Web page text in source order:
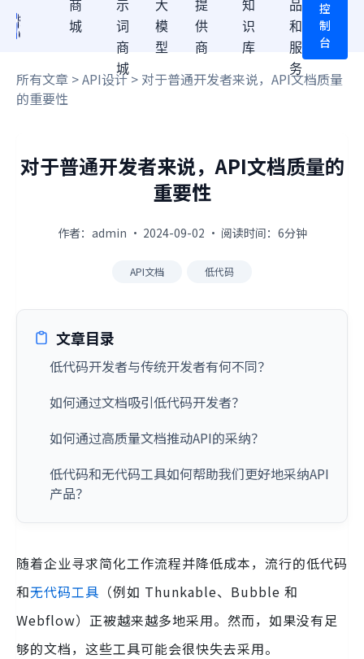
商
城
示
词
商
城
大
模
型
提
供
商
知
识
库
品
和
服
务
控
制
台
所有文章 >API设计> 对于普通开发者来说，API文档质量
的重要性
对于普通开发者来说，API文档质量的
重要性
作者：admin · 2024-09-02 · 阅读时间：6分钟
API文档 低代码
文章目录
低代码开发者与传统开发者有何不同？
如何通过文档吸引低代码开发者？
如何通过高质量文档推动API的采纳？
低代码和无代码工具如何帮助我们更好地采纳API
产品？
随着企业寻求简化工作流程并降低成本，流行的低代码
和无代码工具 （例如 Thunkable、Bubble 和
Webflow）正被越来越多地采用。然而，如果没有足
够的文档，这些工具可能会很快失去采用。